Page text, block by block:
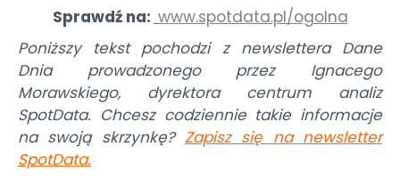
Sprawdź na: www.spotdata.pl/ogolna
Poniższy tekst pochodzi z newslettera Dane
Dnia prowadzonego przez Ignacego
Morawskiego, dyrektora centrum analiz
SpotData. Chcesz codziennie takie informacje
na swoją skrzynkę? Zapisz się na newsletter
SpotData.